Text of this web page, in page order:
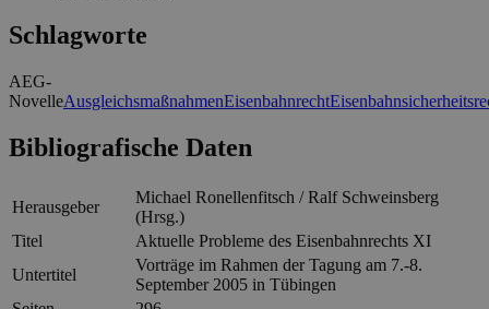
Schlagworte
AEG-
NovelleAusgleichsmaßnahmenEisenbahnrecht
Bibliografische Daten
Herausgeber
Michael Ronellenfitsch / Ralf Schweinsberg
(Hrsg.)
Titel
Aktuelle Probleme des Eisenbahnrechts XI
Untertitel
Vorträge im Rahmen der Tagung am 7.-8.
September 2005 in Tübingen